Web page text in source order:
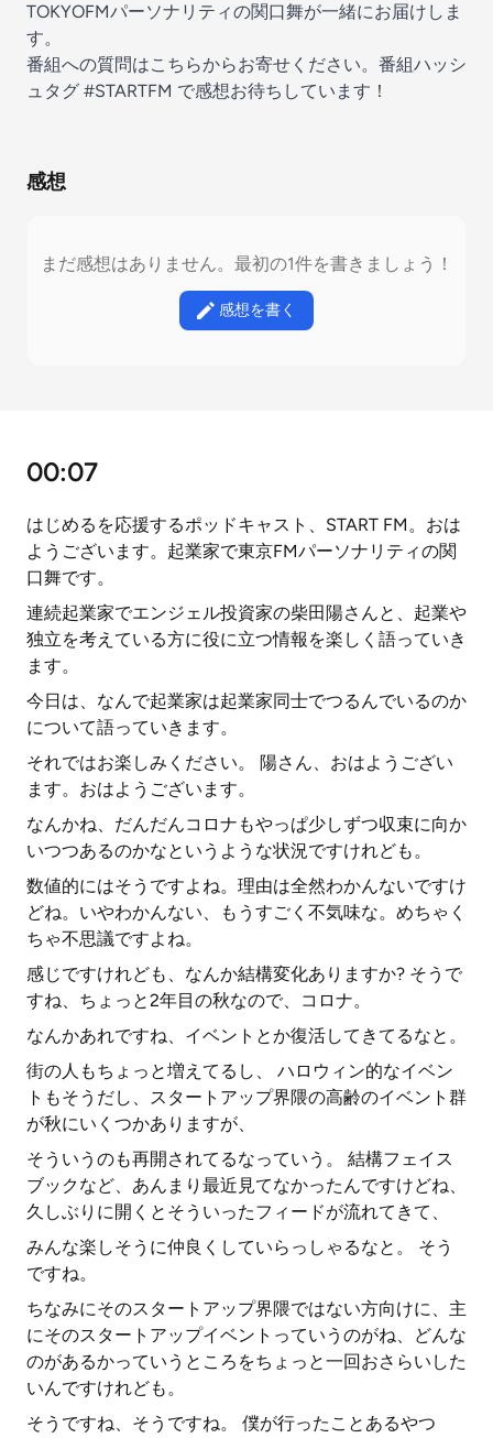
TOKYOFMパーソナリティの関口舞が一緒にお届けしま
す。
番組への質問はこちらからお寄せください。番組ハッシ
ュタグ #STARTFM で感想お待ちしています！
感想
まだ感想はありません。最初の1件を書きましょう！
感想を書く
00:07
はじめるを応援するポッドキャスト、START FM。おは
ようございます。起業家で東京FMパーソナリティの関
口舞です。
連続起業家でエンジェル投資家の柴田陽さんと、起業や
独立を考えている方に役に立つ情報を楽しく語っていき
ます。
今日は、なんで起業家は起業家同士でつるんでいるのか
について語っていきます。
それではお楽しみください。 陽さん、おはようござい
ます。おはようございます。
なんかね、だんだんコロナもやっぱ少しずつ収束に向か
いつつあるのかなというような状況ですけれども。
数値的にはそうですよね。理由は全然わかんないですけ
どね。いやわかんない、もうすごく不気味な。めちゃく
ちゃ不思議ですよね。
感じですけれども、なんか結構変化ありますか? そうで
すね、ちょっと2年目の秋なので、コロナ。
なんかあれですね、イベントとか復活してきてるなと。
街の人もちょっと増えてるし、 ハロウィン的なイベン
トもそうだし、スタートアップ界隈の高齢のイベント群
が秋にいくつかありますが、
そういうのも再開されてるなっていう。 結構フェイス
ブックなど、あんまり最近見てなかったんですけどね、
久しぶりに開くとそういったフィードが流れてきて、
みんな楽しそうに仲良くしていらっしゃるなと。 そう
ですね。
ちなみにそのスタートアップ界隈ではない方向けに、主
にそのスタートアップイベントっていうのがね、どんな
のがあるかっていうところをちょっと一回おさらいした
いんですけれども。
そうですね、そうですね。 僕が行ったことあるやつ